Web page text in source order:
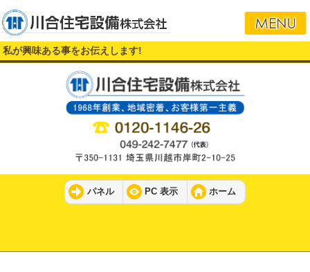
私が興味ある事をお伝えします!
パネル PC 表示 ホーム